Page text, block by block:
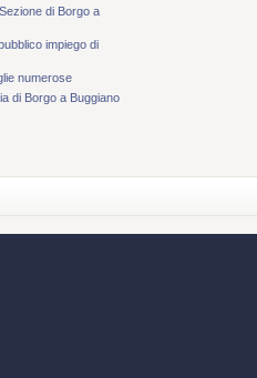
di Borgo a
impiego di
numerose
di Borgo a Buggiano